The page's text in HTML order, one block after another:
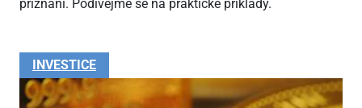
přiznání. Podívejme se na praktické příklady.
INVESTICE